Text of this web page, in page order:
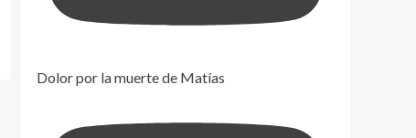
Dolor por la muerte de Matías